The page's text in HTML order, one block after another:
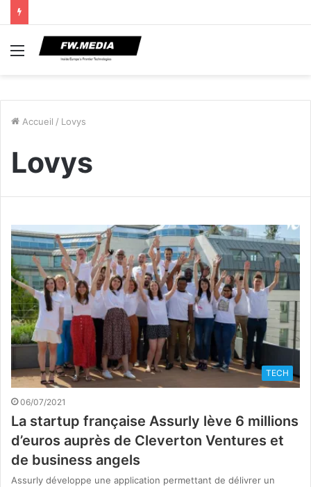
Menu
Accueil / Lovys
Lovys
TECH
06/07/2021
La startup française Assurly lève 6 millions
d’euros auprès de Cleverton Ventures et
de business angels
Assurly développe une application permettant de délivrer un